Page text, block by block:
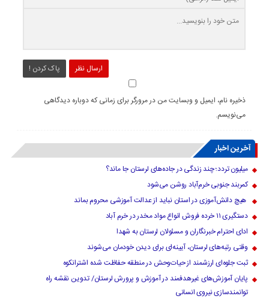
ارسال نظر پاک کردن !
ذخیره نام، ایمیل و وبسایت من در مرورگر برای زمانی که دوباره دیدگاهی
می‌نویسم.
آخرین اخبار
میلیون تردد؛ چند زندگی در جاده‌های لرستان جا ماند؟
کمربند جنوبی خرم‌‌آباد روشن می‌شود
هیچ دانش‌آموزی در استان نباید از عدالت آموزشی محروم بماند
دستگیری ۱۱ خرده فروش انواع مواد مخدر در خرم آباد
ادای احترام خبرنگاران و مسئولان لرستان به شهدا
وقتی رتبه‌های لرستان، آیینه‌ای برای دیدن خودمان می‌شوند
ثبت جلوه‌ای ارزشمند از حیات‌وحش در منطقه حفاظت شده اشترانکوه
پایان آموزش‌های غیرهدفمند در آموزش و پرورش لرستان/ تدوین نقشه راه
توانمندسازی نیروی انسانی